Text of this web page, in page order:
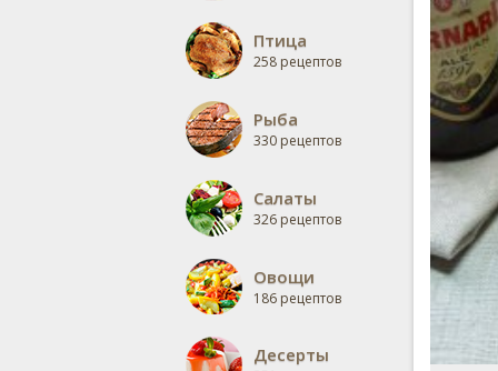
Птица
258 рецептов
Рыба
330 рецептов
Салаты
326 рецептов
Овощи
186 рецептов
Десерты